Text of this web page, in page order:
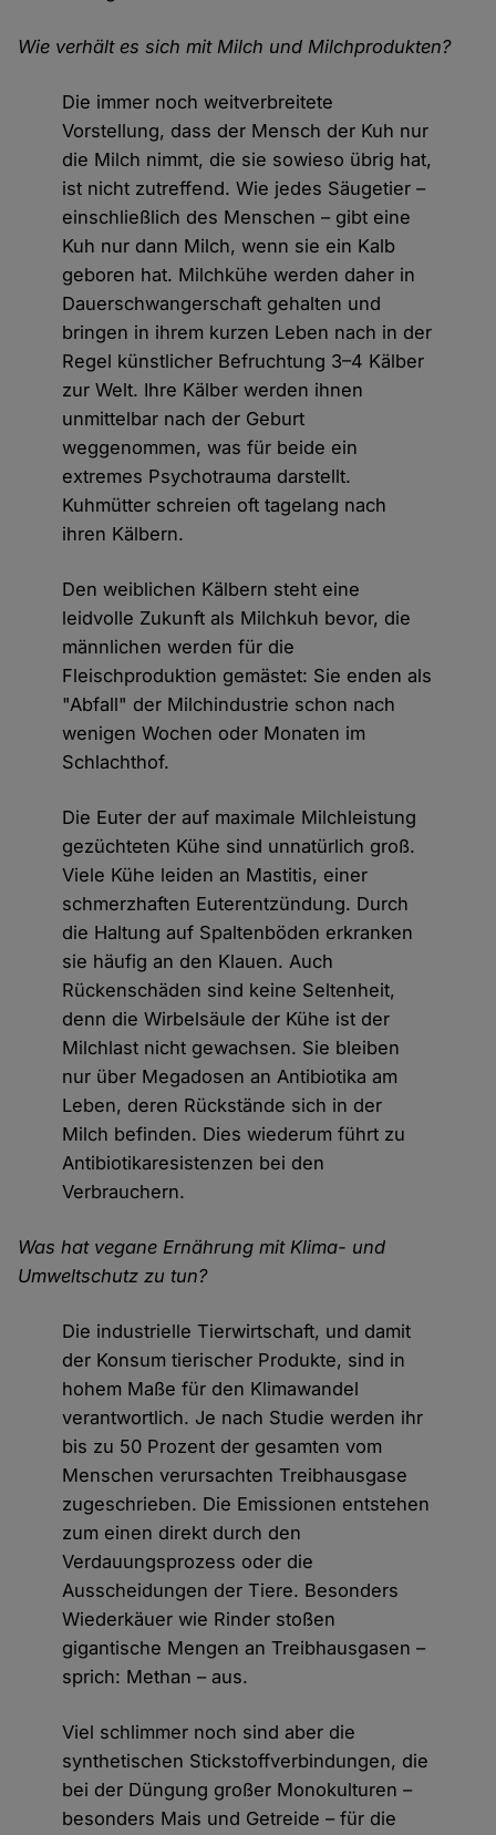
Wie verhält es sich mit Milch und Milchprodukten?
Die immer noch weitverbreitete
Vorstellung, dass der Mensch der Kuh nur
die Milch nimmt, die sie sowieso übrig hat,
ist nicht zutreffend. Wie jedes Säugetier –
einschließlich des Menschen – gibt eine
Kuh nur dann Milch, wenn sie ein Kalb
geboren hat. Milchkühe werden daher in
Dauerschwangerschaft gehalten und
bringen in ihrem kurzen Leben nach in der
Regel künstlicher Befruchtung 3–4 Kälber
zur Welt. Ihre Kälber werden ihnen
unmittelbar nach der Geburt
weggenommen, was für beide ein
extremes Psychotrauma darstellt.
Kuhmütter schreien oft tagelang nach
ihren Kälbern.
Den weiblichen Kälbern steht eine
leidvolle Zukunft als Milchkuh bevor, die
männlichen werden für die
Fleischproduktion gemästet: Sie enden als
"Abfall" der Milchindustrie schon nach
wenigen Wochen oder Monaten im
Schlachthof.
Die Euter der auf maximale Milchleistung
gezüchteten Kühe sind unnatürlich groß.
Viele Kühe leiden an Mastitis, einer
schmerzhaften Euterentzündung. Durch
die Haltung auf Spaltenböden erkranken
sie häufig an den Klauen. Auch
Rückenschäden sind keine Seltenheit,
denn die Wirbelsäule der Kühe ist der
Milchlast nicht gewachsen. Sie bleiben
nur über Megadosen an Antibiotika am
Leben, deren Rückstände sich in der
Milch befinden. Dies wiederum führt zu
Antibiotikaresistenzen bei den
Verbrauchern.
Was hat vegane Ernährung mit Klima- und
Umweltschutz zu tun?
Die industrielle Tierwirtschaft, und damit
der Konsum tierischer Produkte, sind in
hohem Maße für den Klimawandel
verantwortlich. Je nach Studie werden ihr
bis zu 50 Prozent der gesamten vom
Menschen verursachten Treibhausgase
zugeschrieben. Die Emissionen entstehen
zum einen direkt durch den
Verdauungsprozess oder die
Ausscheidungen der Tiere. Besonders
Wiederkäuer wie Rinder stoßen
gigantische Mengen an Treibhausgasen –
sprich: Methan – aus.
Viel schlimmer noch sind aber die
synthetischen Stickstoffverbindungen, die
bei der Düngung großer Monokulturen –
besonders Mais und Getreide – für die